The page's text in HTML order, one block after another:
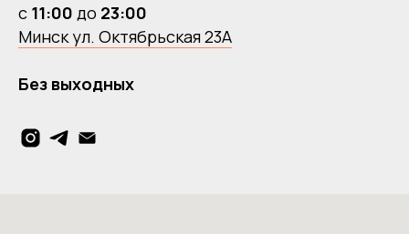
с 11:00 до 23:00
Минск ул. Октябрьская 23А
Без выходных